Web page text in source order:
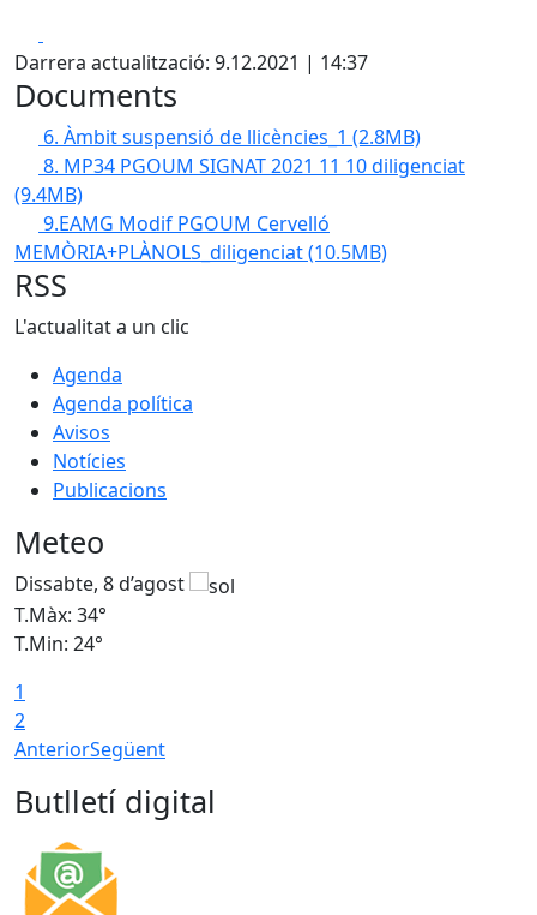
Darrera actualització: 9.12.2021 | 14:37
Documents
6. Àmbit suspensió de llicències_1 (2.8MB)
8. MP34 PGOUM SIGNAT 2021 11 10 diligenciat
(9.4MB)
9.EAMG Modif PGOUM Cervelló
MEMÒRIA+PLÀNOLS_diligenciat(10.5MB)
RSS
L'actualitat a un clic
Agenda
Agenda política
Avisos
Notícies
Publicacions
Meteo
Dissabte, 8 d’agost
T.Màx: 34°
T.Min: 24°
1
2
AnteriorSegüent
Butlletí digital